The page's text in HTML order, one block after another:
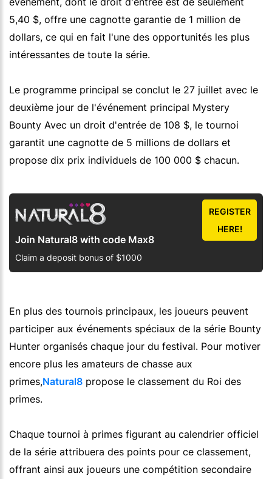
5,40 $, offre une cagnotte garantie de 1 million de
dollars, ce qui en fait l'une des opportunités les plus
intéressantes de toute la série.
Le programme principal se conclut le 27 juillet avec le
deuxième jour de l'événement principal Mystery
Bounty Avec un droit d'entrée de 108 $, le tournoi
garantit une cagnotte de 5 millions de dollars et
propose dix prix individuels de 100 000 $ chacun.
Join Natural8 with code Max8
Claim a deposit bonus of $1000
REGISTER
HERE!
En plus des tournois principaux, les joueurs peuvent
participer aux événements spéciaux de la série Bounty
Hunter organisés chaque jour du festival. Pour motiver
encore plus les amateurs de chasse aux
primes,Natural8 propose le classement du Roi des
primes.
Chaque tournoi à primes figurant au calendrier officiel
de la série attribuera des points pour ce classement,
offrant ainsi aux joueurs une compétition secondaire